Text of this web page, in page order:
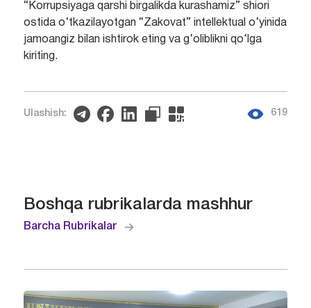
“Korrupsiyaga qarshi birgalikda kurashamiz” shiori
ostida o‘tkazilayotgan “Zakovat” intellektual o‘yinida
jamoangiz bilan ishtirok eting va g‘oliblikni qo‘lga
kiriting.
Ulashish: 619
Boshqa rubrikalarda mashhur
Barcha Rubrikalar